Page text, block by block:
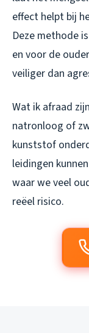
effect helpt bij
Deze methode
en voor de
veiliger dan
Wat ik afraad
natronloog of
kunststof
leidingen
waar we veel
reëel risico.